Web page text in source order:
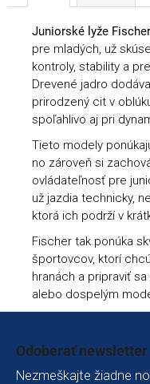
Juniorské lyže
pre mladých, už
kontroly, stability a
Drevené jadro
prirodzený cit v
spoľahlivo aj pri
Tieto modely
no zároveň si
ovládateľnosť pre
už jazdia technicky,
ktorá ich podrží v
Fischer tak ponúka
športovcov, ktorí
hranách a pripraviť
alebo dospelým
Odoberať newsletter
Nezmeškajte žiadne